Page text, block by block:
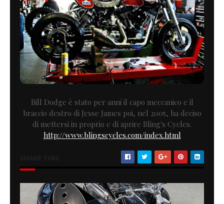
Bill Dodge è stato per anni il capo meccanico e il
braccio destro di Jesse James poi, nel 2005, ha deciso
di mettersi in proprio e di aprire Bling's Cycles.
http://www.blingscycles.com/index.html